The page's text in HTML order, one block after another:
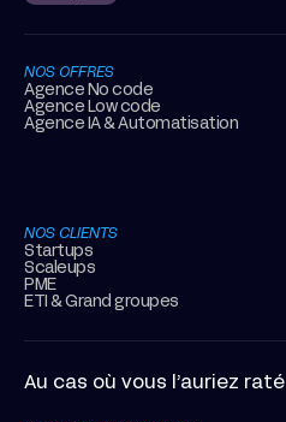
NOS OFFRES
Agence No code
Agence Low code
Agence IA & Automatisation
NOS CLIENTS
Startups
Scaleups
PME
ETI & Grand groupes
Au cas où vous l’auriez raté